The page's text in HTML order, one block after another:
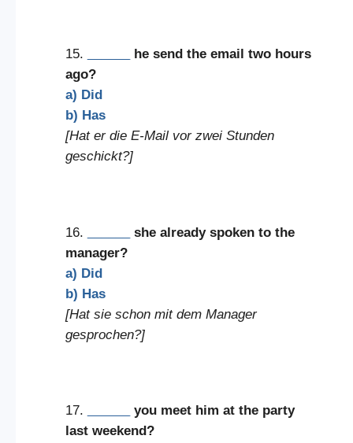
15.
he send the email two hours
ago?
a) Did
b) Has
[Hat er die E-Mail vor zwei Stunden
geschickt?]
16.
she already spoken to the
manager?
a) Did
b) Has
[Hat sie schon mit dem Manager
gesprochen?]
17.
you meet him at the party
last weekend?